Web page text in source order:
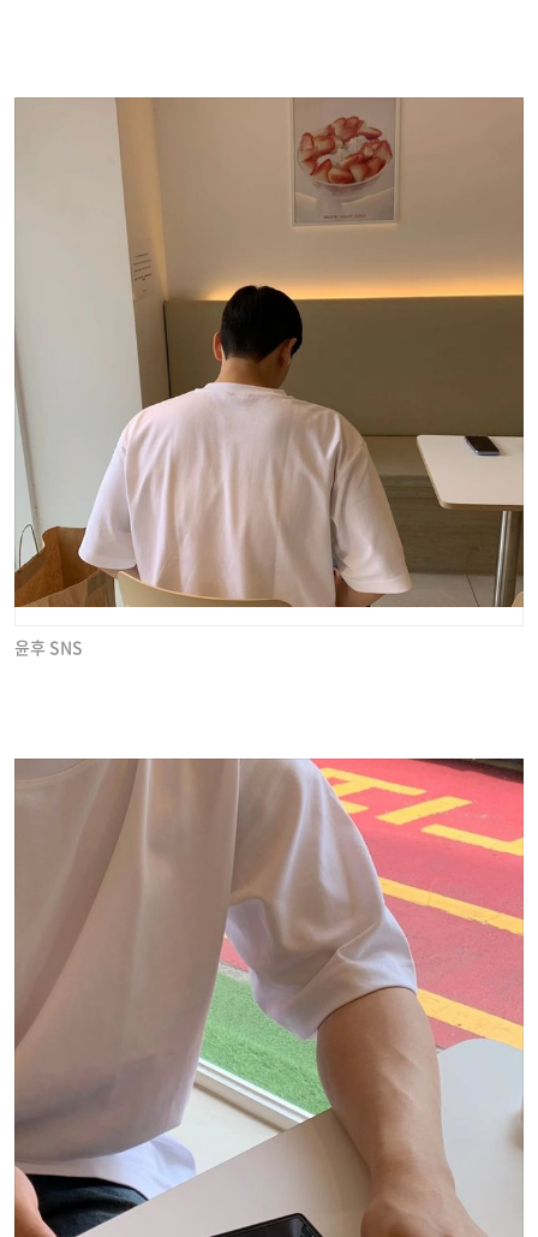
윤후 SNS